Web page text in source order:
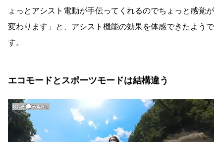
ょっとアシスト電動が手伝ってくれるのでちょっと感覚が
変わります」と、アシスト機能の効果を体感できたようで
す。
エコモードとスポーツモードは結構違う